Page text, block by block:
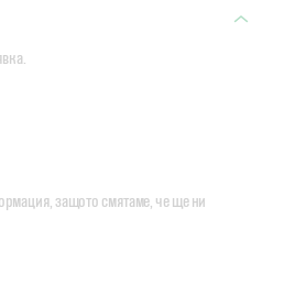
защото смятаме, че ще ни